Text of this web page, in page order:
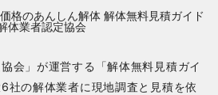
会」が運営する「解体無料見積ガイ
社の解体業者に現地調査と見積を依